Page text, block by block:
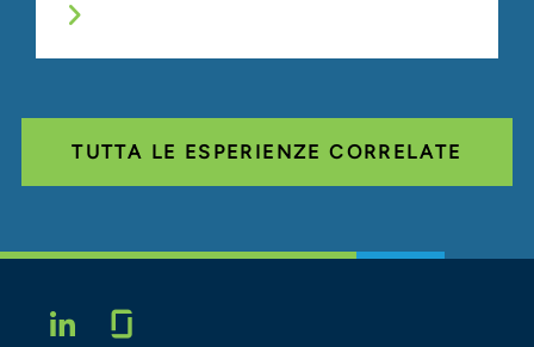
TUTTA LE ESPERIENZE CORRELATE
LINKEDIN